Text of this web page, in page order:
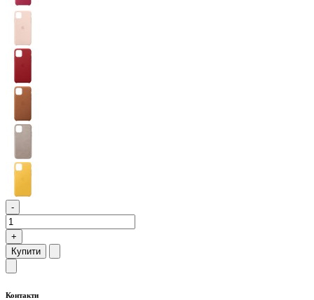
-
+
Купити
Контакти